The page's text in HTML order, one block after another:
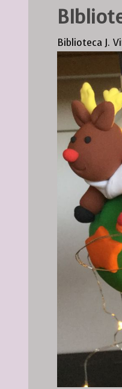
Biblioteca J.